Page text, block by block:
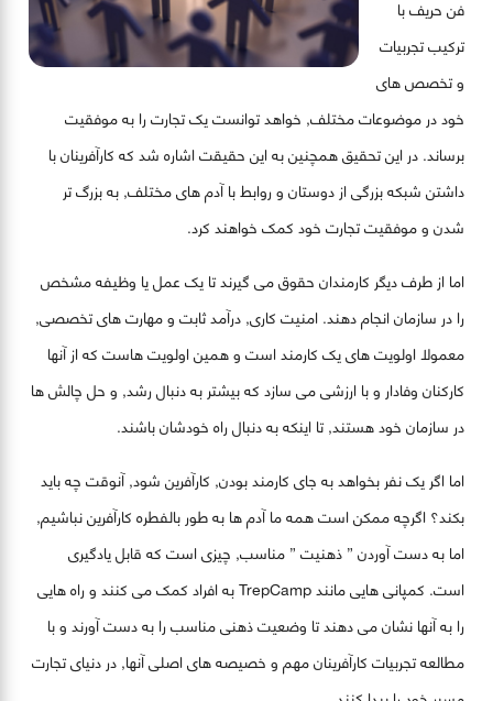
فن حریف با
ترکیب تجربیات
و تخصص های
خود در موضوعات مختلف, خواهد توانست یک تجارت را به موفقیت
برساند. در این تحقیق همچنین به این حقیقت اشاره شد که کارآفرینان با
داشتن شبکه بزرگی از دوستان و روابط با آدم های مختلف, به بزرگ تر
شدن و موفقیت تجارت خود کمک خواهند کرد.
اما از طرف دیگر کارمندان حقوق می گیرند تا یک عمل یا وظیفه مشخص
را در سازمان انجام دهند. امنیت کاری, درآمد ثابت و مهارت های تخصصی,
معمولا اولویت های یک کارمند است و همین اولویت هاست که از آنها
کارکنان وفادار و با ارزشی می سازد که بیشتر به دنبال رشد, و حل چالش ها
در سازمان خود هستند, تا اینکه به دنبال راه خودشان باشند.
اما اگر یک نفر بخواهد به جای کارمند بودن, کارآفرین شود, آنوقت چه باید
بکند؟ اگرچه ممکن است همه ما آدم ها به طور بالفطره کارآفرین نباشیم,
اما به دست آوردن ” ذهنیت ” مناسب, چیزی است که قابل یادگیری
است. کمپانی هایی مانند TrepCamp به افراد کمک می کنند و راه هایی
را به آنها نشان می دهند تا وضعیت ذهنی مناسب را به دست آورند و با
مطالعه تجربیات کارآفرینان مهم و خصیصه های اصلی آنها, در دنیای تجارت